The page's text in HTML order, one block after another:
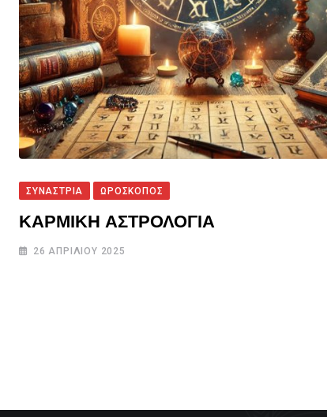
ΣΥΝΑΣΤΡΙΑ ΩΡΟΣΚΟΠΟΣ
ΚΑΡΜΙΚΗ ΑΣΤΡΟΛΟΓΙΑ
26 ΑΠΡΙΛΊΟΥ 2025